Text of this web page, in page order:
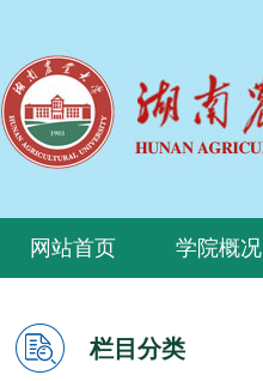
网站首页 学院概况
栏目分类